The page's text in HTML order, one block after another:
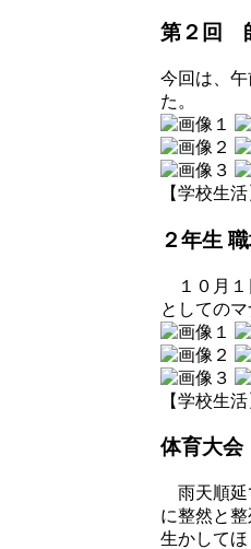
第２回
今回は、
た。
【学校生
２年生
１０月１
としての
【学校生
体育大会
雨天順延
に整然と
生かしてほ